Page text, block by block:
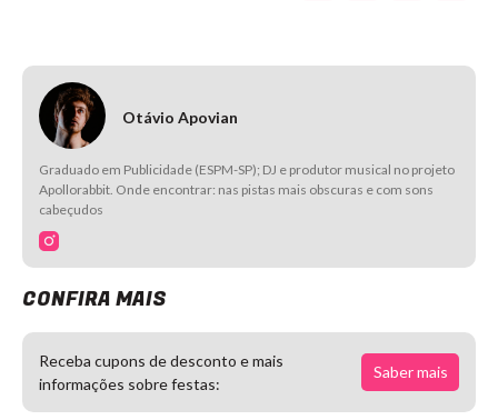
Otávio Apovian
Graduado em Publicidade (ESPM-SP); DJ e produtor musical no projeto
Apollorabbit. Onde encontrar: nas pistas mais obscuras e com sons
cabeçudos
CONFIRA MAIS
Receba cupons de desconto e mais
informações sobre festas:
Saber mais